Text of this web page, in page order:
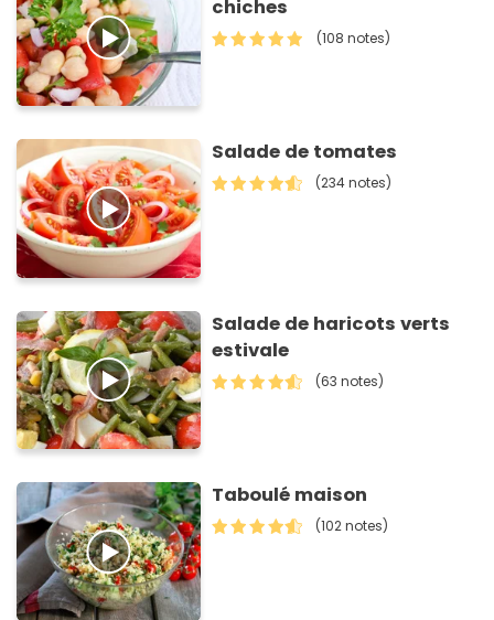
chiches
(108 notes)
Salade de tomates
(234 notes)
Salade de haricots verts
estivale
(63 notes)
Taboulé maison
(102 notes)